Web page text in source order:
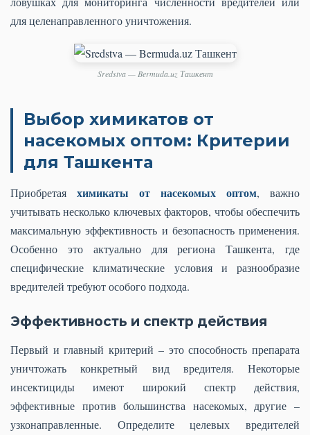
для целенаправленного уничтожения.
Sredstva — Bermuda.uz Ташкент
Выбор химикатов от
насекомых оптом: Критерии
для Ташкента
Приобретая химикаты от насекомых оптом, важно
учитывать несколько ключевых факторов, чтобы обеспечить
максимальную эффективность и безопасность применения.
Особенно это актуально для региона Ташкента, где
специфические климатические условия и разнообразие
вредителей требуют особого подхода.
Эффективность и спектр действия
Первый и главный критерий – это способность препарата
уничтожать конкретный вид вредителя. Некоторые
инсектициды имеют широкий спектр действия,
эффективные против большинства насекомых, другие –
узконаправленные. Определите целевых вредителей